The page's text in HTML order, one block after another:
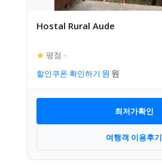
Hostal Rural Aude
★ 평점 –
할인쿠폰 확인하기
최저가확인
여행객 이용후기